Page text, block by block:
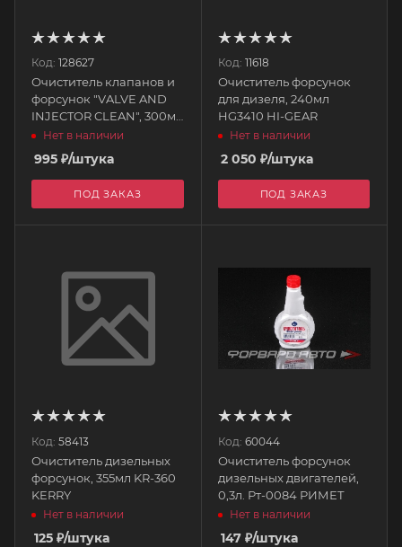
Код: 128627
Очиститель клапанов и
форсунок "VALVE AND
INJECTOR CLEAN", 300мл
108123 MOTUL
Нет в наличии
995 ₽/штука
ПОД ЗАКАЗ
Код: 11618
Очиститель форсунок
для дизеля, 240мл
HG3410 HI-GEAR
Нет в наличии
2 050 ₽/штука
ПОД ЗАКАЗ
Код: 58413
Очиститель дизельных
форсунок, 355мл KR-360
KERRY
Нет в наличии
125 ₽/штука
Код: 60044
Очиститель форсунок
дизельных двигателей,
0,3л. Рт-0084 РИМЕТ
Нет в наличии
147₽/штука